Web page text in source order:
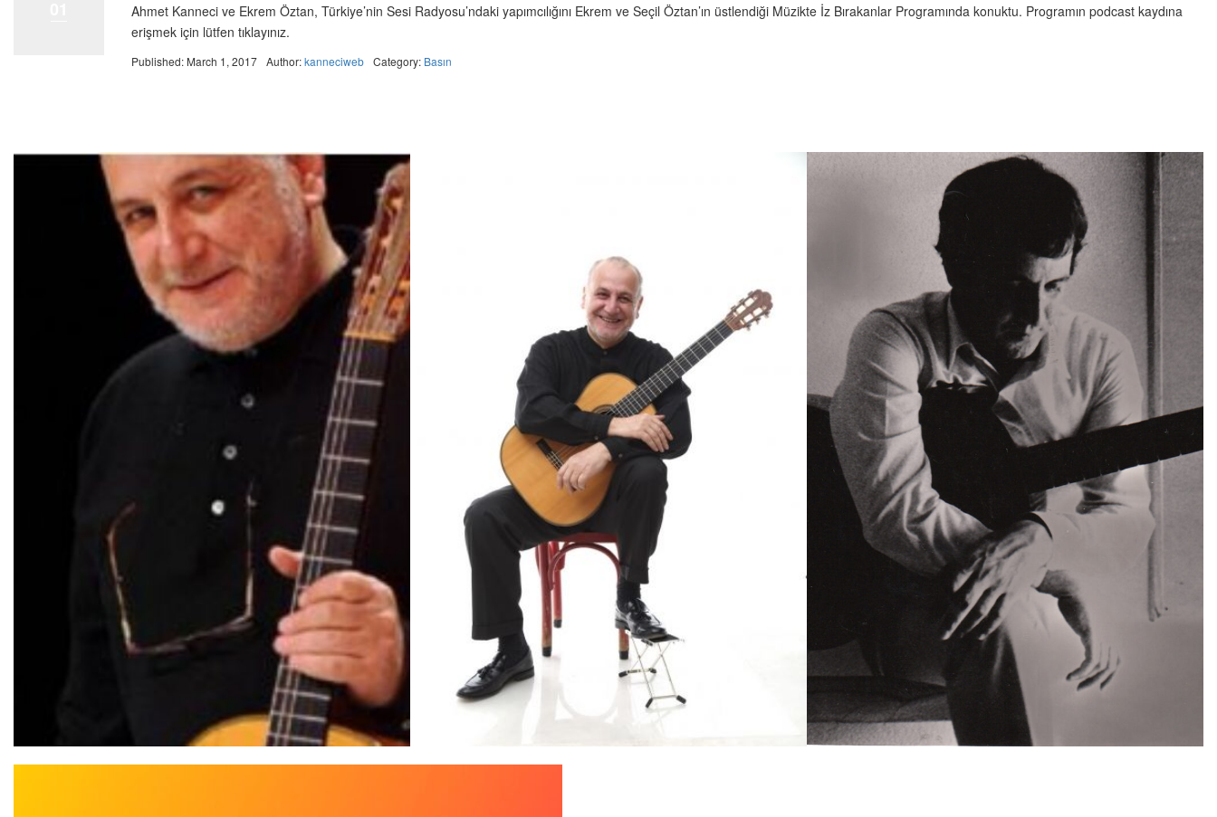
Ahmet Kanneci ve Ekrem Öztan, Türkiye’nin Sesi Radyosu’ndaki yapımcılığını Ekrem ve Seçil Öztan’ın üstlendiği Müzikte İz Bırakanlar Programında konuktu. Programın podcast kaydına
erişmek için lütfen tıklayınız.
Published: March 1, 2017 Author:kanneciweb Category: Basın